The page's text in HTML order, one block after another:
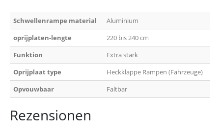
Schwellenrampe material
Aluminium
oprijplaten-lengte
220 bis 240 cm
Funktion
Extra stark
Oprijplaat type
Heckklappe Rampen (Fahrzeuge)
Opvouwbaar
Faltbar
Rezensionen